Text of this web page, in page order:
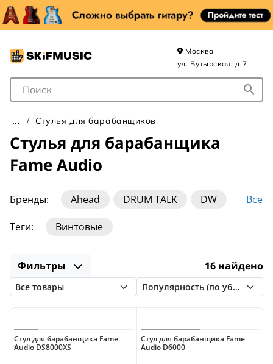
Поле для Поиска
Москва
ул. Бутырская, д.7
Стулья для барабанщиков
Стулья для барабанщика
Fame Audio
Бренды: Все
Ahead DRUM TALK
DW
Pork Pie
ROC-N-SOC
Roland
Soundking TAMBURO
TJW
Теги: Винтовые
Фильтры 16 найдено
Стул для барабанщика Fame
Audio DS8000XS
Стул для барабанщика Fame
Audio D6000